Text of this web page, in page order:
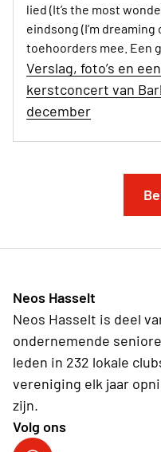
lied (It’s the most
eindsong (I’m
toehoorders mee. Een
Verslag, foto’s en
kerstconcert van
december
Neos Hasselt
Neos Hasselt is deel
ondernemende
leden in 232 lokale
vereniging elk jaar
zijn.
Volg ons